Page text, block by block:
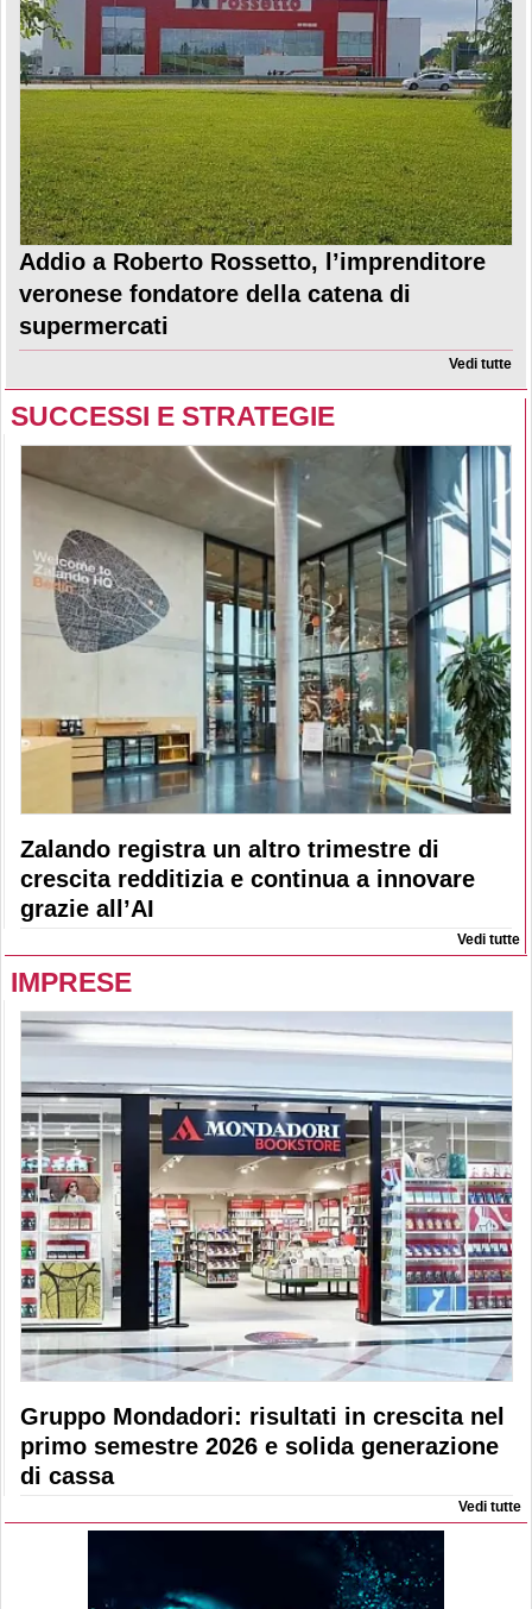
Addio a Roberto Rossetto, l’imprenditore
veronese fondatore della catena di
supermercati
Vedi tutte
SUCCESSI E STRATEGIE
Zalando registra un altro trimestre di
crescita redditizia e continua a innovare
grazie all’AI
Vedi tutte
IMPRESE
Gruppo Mondadori: risultati in crescita nel
primo semestre 2026 e solida generazione
di cassa
Vedi tutte